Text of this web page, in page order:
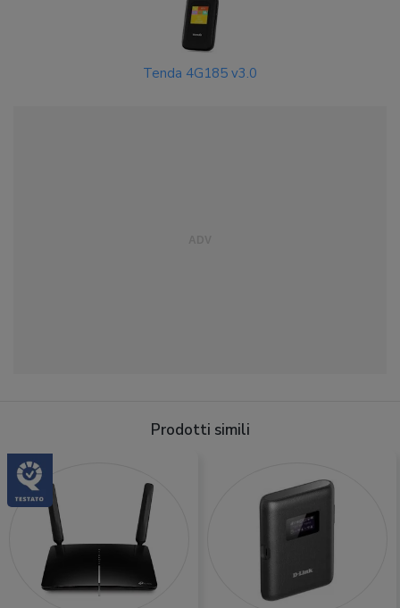
Tenda 4G185 v3.0
Prodotti simili